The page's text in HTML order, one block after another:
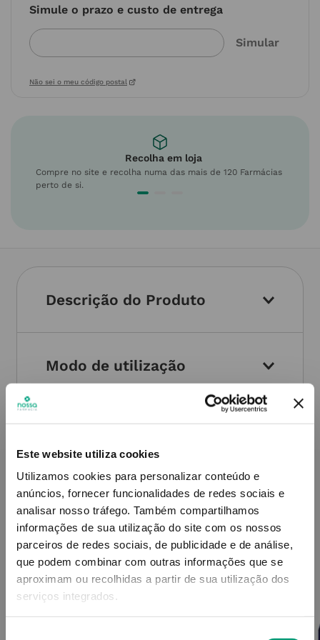
Este website utiliza cookies
Utilizamos cookies para personalizar conteúdo e
anúncios, fornecer funcionalidades de redes sociais e
analisar nosso tráfego. Também compartilhamos
informações de sua utilização do site com os nossos
parceiros de redes sociais, de publicidade e de análise,
que podem combinar com outras informações que se
aproximam ou recolhidas a partir de sua utilização dos
serviços integrados.
Simule o prazo e custo de entrega
Não sei o meu código postal
Recolha em loja
Compre no site e recolha numa das mais de 120 Farmácias
perto de si.
Descrição do Produto
Modo de utilização
Informações técnicas
PODERÁ TAMBÉM GOSTAR